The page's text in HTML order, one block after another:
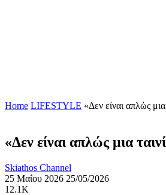
Home LIFESTYLE «Δεν είναι απλώς
«Δεν είναι απλώς μια
Skiathos Channel
25 Μαΐου 2026 25/05/2026
12.1K